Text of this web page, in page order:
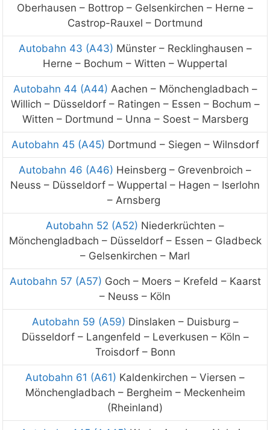
Oberhausen – Bottrop – Gelsenkirchen – Herne –
Castrop-Rauxel – Dortmund
Autobahn 43 (A43) Münster – Recklinghausen –
Herne – Bochum – Witten – Wuppertal
Autobahn 44 (A44) Aachen – Mönchengladbach –
Willich – Düsseldorf – Ratingen – Essen – Bochum –
Witten – Dortmund – Unna – Soest – Marsberg
Autobahn 45 (A45) Dortmund – Siegen – Wilnsdorf
Autobahn 46 (A46) Heinsberg – Grevenbroich –
Neuss – Düsseldorf – Wuppertal – Hagen – Iserlohn
– Arnsberg
Autobahn 52 (A52) Niederkrüchten –
Mönchengladbach – Düsseldorf – Essen – Gladbeck
– Gelsenkirchen – Marl
Autobahn 57 (A57) Goch – Moers – Krefeld – Kaarst
– Neuss – Köln
Autobahn 59 (A59) Dinslaken – Duisburg –
Düsseldorf – Langenfeld – Leverkusen – Köln –
Troisdorf – Bonn
Autobahn 61 (A61) Kaldenkirchen – Viersen –
Mönchengladbach – Bergheim – Meckenheim
(Rheinland)